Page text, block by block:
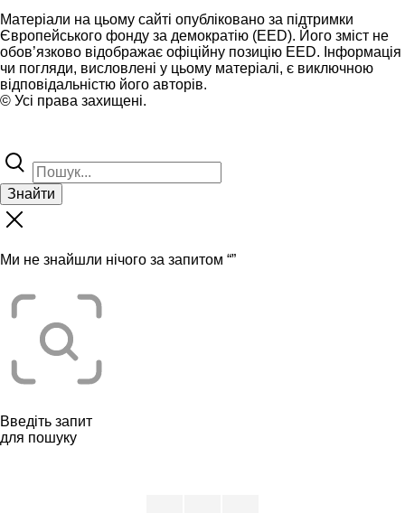
Матеріали на цьому сайті опубліковано за підтримки
Європейського фонду за демократію (EED). Його зміст не
обов’язково відображає офіційну позицію EED. Інформація
чи погляди, висловлені у цьому матеріалі, є виключною
відповідальністю його авторів.
© Усі права захищені.
Знайти
Ми не знайшли нічого за запитом “”
Введіть запит
для пошуку